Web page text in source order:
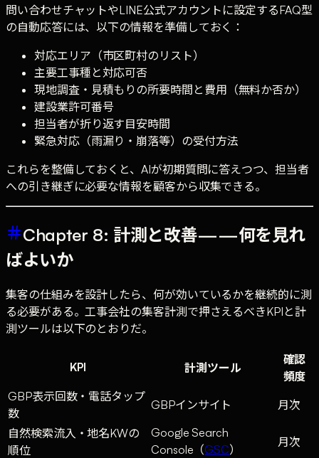
問い合わせチャットやLINE公式アカウントに設定するFAQ型
の自動応答には、以下の情報を準備しておく：
対応エリア（市区町村のリスト）
主要工事種と対応可否
現地調査・見積もりの所要時間と費用（無料か否か）
建設業許可番号
担当者が折り返す目安時間
緊急対応（雨漏り・崩落等）の受付方法
これらを整備しておくと、AIが初期質問に答えつつ、担当者
への引き継ぎに必要な情報を顧客から収集できる。
Chapter 8: 計測と改善——何を見れ
ばよいか
集客の仕組みを設計したら、何が効いているかを継続的に測
る必要がある。工事会社の集客計測で押さえるべきKPIと計
測ツールは以下のとおりだ。
KPI 計測ツール
確認
頻度
GBP表示回数・電話タップ
数
GBPインサイト
月次
自然検索流入・地名KWの
順位
Google Search
Console（GSC）
月次